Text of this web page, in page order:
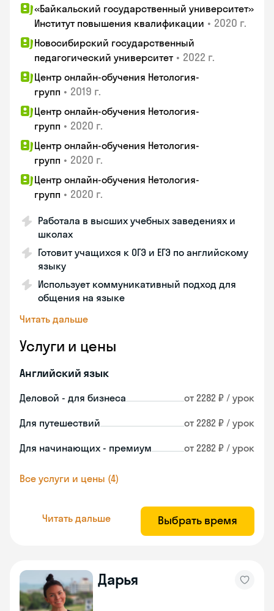
«Байкальский государственный университет»
Институт повышения квалификации • 2020 г.
Новосибирский государственный
педагогический университет • 2022 г.
Центр онлайн-обучения Нетология-
групп • 2019 г.
Центр онлайн-обучения Нетология-
групп • 2020 г.
Центр онлайн-обучения Нетология-
групп • 2020 г.
Центр онлайн-обучения Нетология-
групп • 2020 г.
Работала в высших учебных заведениях и
школах
Готовит учащихся к ОГЭ и ЕГЭ по английскому
языку
Использует коммуникативный подход для
общения на языке
Читать дальше
Услуги и цены
Английский язык
Деловой - для бизнеса от 2282 ₽ / урок
Для путешествий от 2282 ₽ / урок
Для начинающих - премиум от 2282 ₽ / урок
Все услуги и цены (4)
Читать дальше Выбрать время
Дарья